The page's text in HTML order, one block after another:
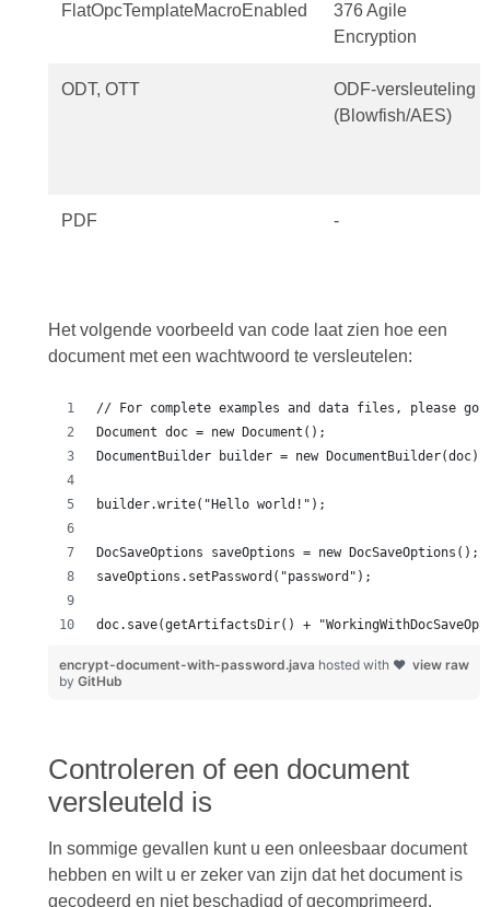
FlatOpcTemplateMacroEnabled
376 Agile
Encryption
ODT, OTT
ODF-versleuteling
(Blowfish/AES)
PDF -
Het volgende voorbeeld van code laat zien hoe een
document met een wachtwoord te versleutelen:
view raw
encrypt-document-with-password.java hosted with ❤
by GitHub
Controleren of een document
versleuteld is
In sommige gevallen kunt u een onleesbaar document
hebben en wilt u er zeker van zijn dat het document is
gecodeerd en niet beschadigd of gecomprimeerd.